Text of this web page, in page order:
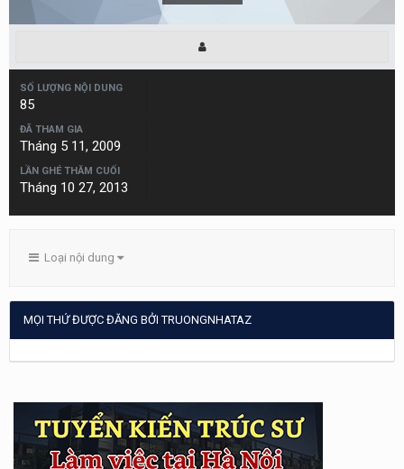
SỐ LƯỢNG NỘI DUNG
85
ĐÃ THAM GIA
Tháng 5 11, 2009
LẦN GHÉ THĂM CUỐI
Tháng 10 27, 2013
Loại nội dung
MỌI THỨ ĐƯỢC ĐĂNG BỞI TRUONGNHATAZ